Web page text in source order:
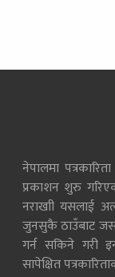
नेपालमा
प्रकाशन शुरु
नराखाी यसलाई
जुनसुकै ठाउँबाट
गर्न सकिने गरी
सापेक्षित